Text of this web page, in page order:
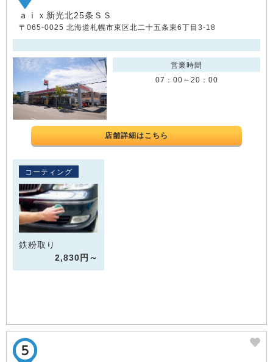
ａｉｘ新光北25条ＳＳ
〒065-0025 北海道札幌市東区北二十五条東6丁目3-18
営業時間
07：00～20：00
店舗詳細はこちら
コーティング
鉄粉取り
2,830円～